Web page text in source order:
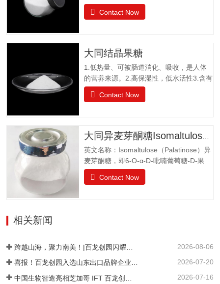
结构有两个半乳糖、一个葡萄糖和一个果
糖组成。是一种非还原性功能低聚糖，水
口感清爽，无异味；作为普通食品生产经
营。物理特性：甜度为蔗糖的22%易溶于
水，溶解度为130g（20℃），不同于乙
醚、乙醇等有机溶剂保湿性和吸湿性均小
于蔗糖，但高于高果糖浆渗透压与蔗糖相
差不大水苏糖没有还原性可添加在液体食
小，效果显著，不会破坏原有食品的风
味。添加在焙烤食品中，可保持水分，…
Contact Now
大同结晶果糖
1.低热量、可被肠道消化、吸收，是人体
的营养来源。2.高保湿性，低水活性3.含有
醛基，可发生美拉德反应，使烘焙食品上
色。 4.冰点降低能力5.不易结晶性6.与其
用于功能食品、营养保健食品、冷饮食品
以及低热值食品和运动型饮料配方中。结
晶果糖质量标准GBT20882.3项目要求外观
白色晶体或结晶性粉末气味具有产品特有
的气味果糖（占干基比）/% ≥99.0干燥失
重/%≤0.5pH值4.0~7.05-羟甲基糠醛（以吸
Contact Now
英文名称：Isomaltulose（Palatinose）异
麦芽酮糖，即6-O-α-D-吡喃葡萄糖-D-果
糖，是一种结晶状的还原性二糖，由葡萄
糖与果糖以α-1,6糖苷键结合而成。分子式
能力很强。热稳定比蔗糖略差，不被大多
数细菌和酵母所发酵。遮蔽异味，平衡口
易容易着色。 法规许可中国：食品添加剂
Contact Now
相关新闻
2026-08-06
喜报！百龙创园入选山东出口品牌企业名单 2026-07-20
2026-07-16